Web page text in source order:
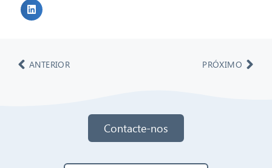
ANTERIOR PRÓXIMO
Contacte-nos